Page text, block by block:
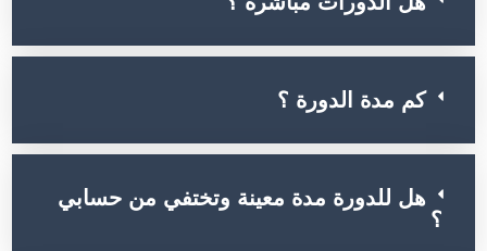
كم مدة الدورة ؟
هل للدورة مدة معينة وتختفي من حسابي